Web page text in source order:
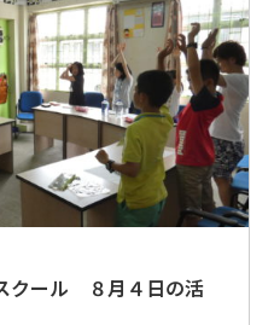
クール ８月４日の活